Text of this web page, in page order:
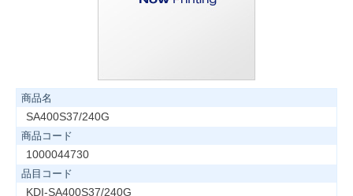
商品名
SA400S37/240G
商品コード
1000044730
品目コード
KDI-SA400S37/240G